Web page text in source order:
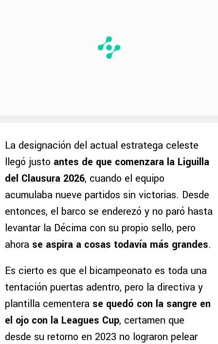
La designación del actual estratega celeste
llegó justo antes de que comenzara la Liguilla
del Clausura 2026, cuando el equipo
acumulaba nueve partidos sin victorias. Desde
entonces, el barco se enderezó y no paró hasta
levantar la Décima con su propio sello, pero
ahora se aspira a cosas todavía más grandes.
Es cierto es que el bicampeonato es toda una
tentación puertas adentro, pero la directiva y
plantilla cementera se quedó con la sangre en
el ojo con la Leagues Cup, certamen que
desde su retorno en 2023 no lograron pelear